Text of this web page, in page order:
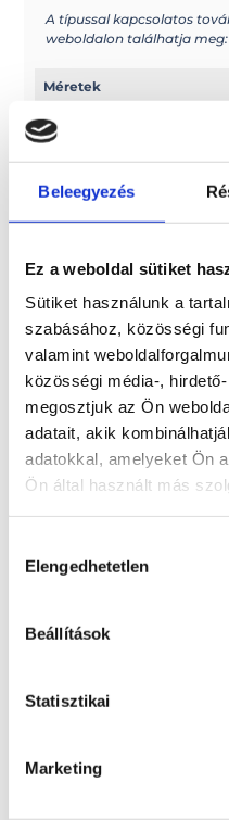
Beleegyezés
Ez a weboldal sütiket
Sütiket használunk a
szabásához, közösségi
valamint
közösségi média-,
megosztjuk az Ön
adatait, akik
adatokkal, amelyeket Ön
Ön által használt más
kiválasztása
Elengedhetetlen
Beállítások
Statisztikai
Marketing
Méretek
Hossz: 474 cm
Paraméterek
Belső szélesség: 117 cm
A típussal kapcsolatos
weboldalon találhatja